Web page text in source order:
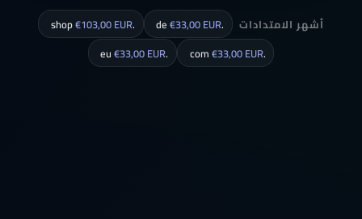
أشهر الامتدادات .de
€33,00 EUR
.shop
€103,00 EUR
.com
€33,00 EUR
.eu
€33,00 EUR